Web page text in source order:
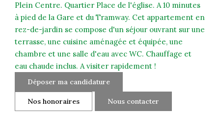
Plein Centre. Quartier Place de l'église. A 10 minutes
à pied de la Gare et du Tramway. Cet appartement en
rez-de-jardin se compose d'un séjour ouvrant sur une
terrasse, une cuisine aménagée et équipée, une
chambre et une salle d'eau avec WC. Chauffage et
eau chaude inclus. A visiter rapidement !
Déposer ma candidature
Nos honoraires Nous contacter